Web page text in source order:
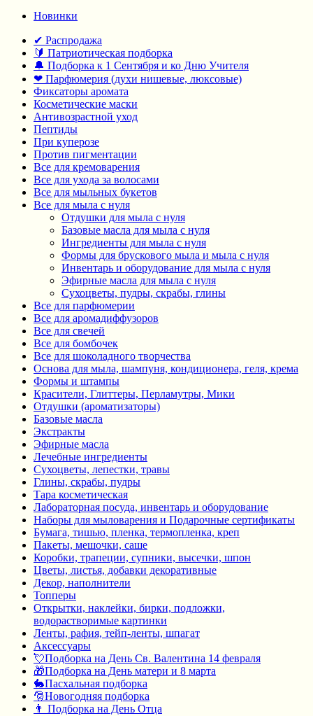
Новинки
✔ Распродажа
🔰 Патриотическая подборка
🔔 Подборка к 1 Сентября и ко Дню Учителя
❤ Парфюмерия (духи нишевые, люксовые)
Фиксаторы аромата
Косметические маски
Антивозрастной уход
Пептиды
При куперозе
Против пигментации
Все для кремоварения
Все для ухода за волосами
Все для мыльных букетов
Все для мыла с нуля
Отдушки для мыла с нуля
Базовые масла для мыла с нуля
Ингредиенты для мыла с нуля
Формы для брускового мыла и мыла с нуля
Инвентарь и оборудование для мыла с нуля
Эфирные масла для мыла с нуля
Сухоцветы, пудры, скрабы, глины
Все для парфюмерии
Все для аромадиффузоров
Все для свечей
Все для бомбочек
Все для шоколадного творчества
Основа для мыла, шампуня, кондиционера, геля, крема
Формы и штампы
Красители, Глиттеры, Перламутры, Мики
Отдушки (ароматизаторы)
Базовые масла
Экстракты
Эфирные масла
Лечебные ингредиенты
Сухоцветы, лепестки, травы
Глины, скрабы, пудры
Тара косметическая
Лабораторная посуда, инвентарь и оборудование
Наборы для мыловарения и Подарочные сертификаты
Бумага, тишью, пленка, термопленка, креп
Пакеты, мешочки, саше
Коробки, трапеции, супники, высечки, шпон
Цветы, листья, добавки декоративные
Декор, наполнители
Топперы
Открытки, наклейки, бирки, подложки,
водорастворимые картинки
Ленты, рафия, тейп-ленты, шпагат
Аксессуары
💘Подборка на День Св. Валентина 14 февраля
🎁Подборка на День матери и 8 марта
🐇Пасхальная подборка
🎅Новогодняя подборка
👨 Подборка на День Отца